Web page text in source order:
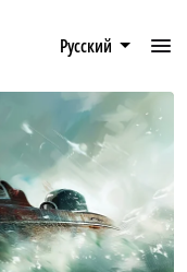
Русский